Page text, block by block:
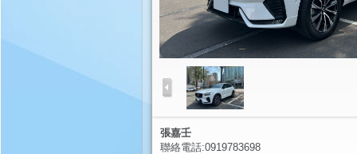
張嘉壬
聯絡電話:0919783698